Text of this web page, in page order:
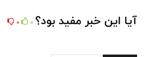
آیا این خبر مفید بود؟ 0
0